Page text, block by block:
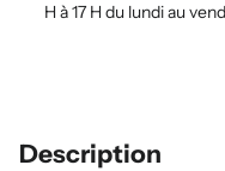
H à 17 H du lundi au
Description